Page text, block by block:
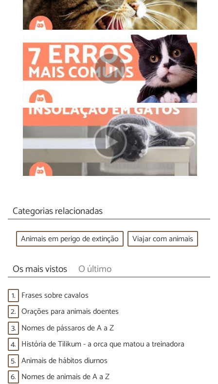
Categorias relacionadas
Animais em perigo de extinção Viajar com animais
Os mais vistos O último
1. Frases sobre cavalos
2. Orações para animais doentes
3. Nomes de pássaros de A a Z
4. História de Tilikum - a orca que matou a treinadora
5. Animais de hábitos diurnos
6. Nomes de animais de A a Z